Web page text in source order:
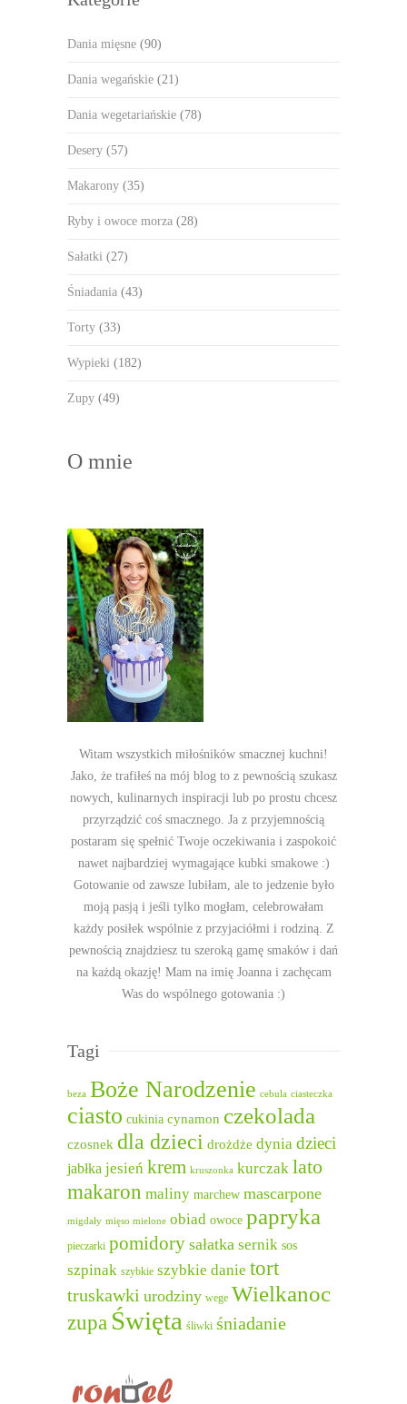
Dania mięsne (90)
Dania wegańskie (21)
Dania wegetariańskie (78)
Desery (57)
Makarony (35)
Ryby i owoce morza (28)
Sałatki (27)
Śniadania (43)
Torty (33)
Wypieki (182)
Zupy (49)
O mnie
Witam wszystkich miłośników smacznej kuchni!
Jako, że trafiłeś na mój blog to z pewnością szukasz
nowych, kulinarnych inspiracji lub po prostu chcesz
przyrządzić coś smacznego. Ja z przyjemnością
postaram się spełnić Twoje oczekiwania i zaspokoić
nawet najbardziej wymagające kubki smakowe :)
Gotowanie od zawsze lubiłam, ale to jedzenie było
moją pasją i jeśli tylko mogłam, celebrowałam
każdy posiłek wspólnie z przyjaciółmi i rodziną. Z
pewnością znajdziesz tu szeroką gamę smaków i dań
na każdą okazję! Mam na imię Joanna i zachęcam
Was do wspólnego gotowania :)
Tagi
beza Boże Narodzenie cebula ciasteczka
ciasto cukinia cynamon czekolada
czosnek dla dzieci drożdże dynia dzieci
jabłka jesień krem kruszonka kurczak lato
makaron maliny marchew mascarpone
migdały mięso mielone obiad owoce papryka
pieczarki pomidory sałatka sernik sos
szpinak szybkie szybkie danie tort
truskawki urodziny wege Wielkanoc
zupa Święta śliwki śniadanie